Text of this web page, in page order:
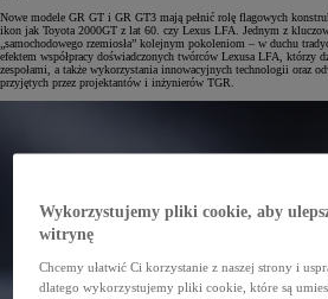
Nowe modele GR GT i GR GT3 mają pełnić rolę flagowych
ikon jak Toyota 2000GT z lat 60. czy Lexus LFA. Jednym z
„samochodowego rzemiosła” kolejnym pokoleniom – w duchu
efektem współpracy doświadczonych twórców Lexusa LFA, którzy
zespołami, a także wykorzystania innowacyjnych technologii oraz
przyjętych przez projektantów i inżynierów TGR.
Wykorzystujemy pliki cookie, aby
witrynę
Chcemy ułatwić Ci korzystanie z naszej strony i
dlatego wykorzystujemy pliki cookie, które są